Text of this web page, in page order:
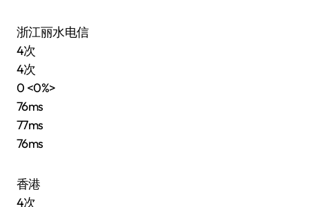
浙江丽水电信
4次
4次
0 <0%>
76ms
77ms
76ms
香港
4次